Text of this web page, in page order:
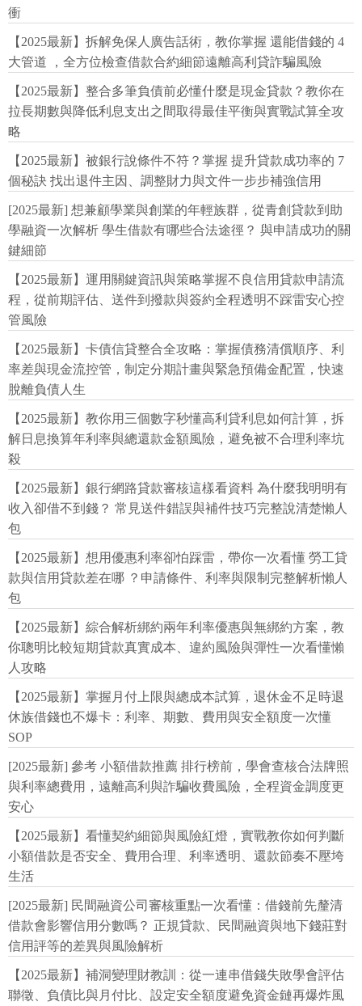
衝
【2025最新】拆解免保人廣告話術，教你掌握 還能借錢的 4
大管道 ，全方位檢查借款合約細節遠離高利貸詐騙風險
【2025最新】整合多筆負債前必懂什麼是現金貸款？教你在
拉長期數與降低利息支出之間取得最佳平衡與實戰試算全攻
略
【2025最新】被銀行說條件不符？掌握 提升貸款成功率的 7
個秘訣 找出退件主因、調整財力與文件一步步補強信用
[2025最新] 想兼顧學業與創業的年輕族群，從青創貸款到助
學融資一次解析 學生借款有哪些合法途徑？ 與申請成功的關
鍵細節
【2025最新】運用關鍵資訊與策略掌握不良信用貸款申請流
程，從前期評估、送件到撥款與簽約全程透明不踩雷安心控
管風險
【2025最新】卡債信貸整合全攻略：掌握債務清償順序、利
率差與現金流控管，制定分期計畫與緊急預備金配置，快速
脫離負債人生
【2025最新】教你用三個數字秒懂高利貸利息如何計算，拆
解日息換算年利率與總還款金額風險，避免被不合理利率坑
殺
【2025最新】銀行網路貸款審核這樣看資料 為什麼我明明有
收入卻借不到錢？ 常見送件錯誤與補件技巧完整說清楚懶人
包
【2025最新】想用優惠利率卻怕踩雷，帶你一次看懂 勞工貸
款與信用貸款差在哪 ？申請條件、利率與限制完整解析懶人
包
【2025最新】綜合解析綁約兩年利率優惠與無綁約方案，教
你聰明比較短期貸款真實成本、違約風險與彈性一次看懂懶
人攻略
【2025最新】掌握月付上限與總成本試算，退休金不足時退
休族借錢也不爆卡：利率、期數、費用與安全額度一次懂
SOP
[2025最新] 參考 小額借款推薦 排行榜前，學會查核合法牌照
與利率總費用，遠離高利與詐騙收費風險，全程資金調度更
安心
【2025最新】看懂契約細節與風險紅燈，實戰教你如何判斷
小額借款是否安全、費用合理、利率透明、還款節奏不壓垮
生活
[2025最新] 民間融資公司審核重點一次看懂：借錢前先釐清
借款會影響信用分數嗎？ 正規貸款、民間融資與地下錢莊對
信用評等的差異與風險解析
【2025最新】補洞變理財教訓：從一連串借錢失敗學會評估
聯徵、負債比與月付比、設定安全額度避免資金鏈再爆炸風